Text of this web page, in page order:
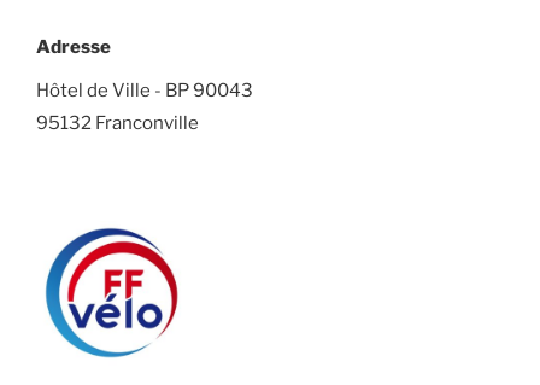
Adresse
Hôtel de Ville - BP 90043
95132 Franconville